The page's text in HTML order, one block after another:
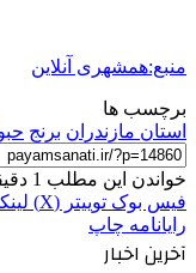
منبع:همشهری آنلاین
برچسب ها
استان مازندران برنج
خواندن این مطلب 1 دقیقه زمان میبرد
فیس بوک توییتر (X)
رایانامه چاپ
آخرین اخبار